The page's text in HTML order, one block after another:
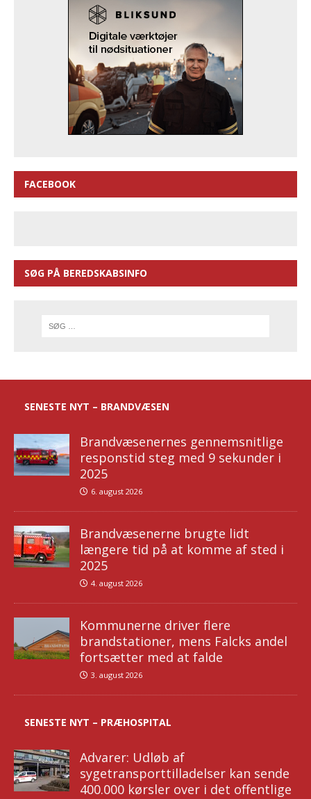
FACEBOOK
SØG PÅ BEREDSKABSINFO
SENESTE NYT – BRANDVÆSEN
Brandvæsenernes gennemsnitlige
responstid steg med 9 sekunder i
2025
6. august 2026
Brandvæsenerne brugte lidt
længere tid på at komme af sted i
2025
4. august 2026
Kommunerne driver flere
brandstationer, mens Falcks andel
fortsætter med at falde
3. august 2026
SENESTE NYT – PRÆHOSPITAL
Advarer: Udløb af
sygetransporttilladelser kan sende
400.000 kørsler over i det offentlige